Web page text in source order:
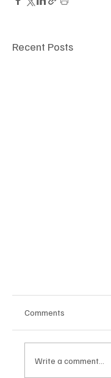
Recent Posts
Comments
Write a comment...